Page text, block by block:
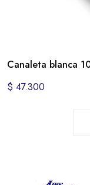
Canaleta blanca
$ 47.300